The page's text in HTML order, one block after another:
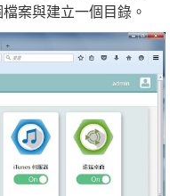
案與建立一個目錄。